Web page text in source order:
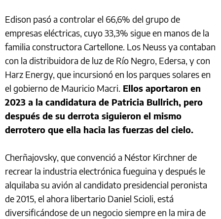
Edison pasó a controlar el 66,6% del grupo de
empresas eléctricas, cuyo 33,3% sigue en manos de la
familia constructora Cartellone. Los Neuss ya contaban
con la distribuidora de luz de Río Negro, Edersa, y con
Harz Energy, que incursionó en los parques solares en
el gobierno de Mauricio Macri. Ellos aportaron en
2023 a la candidatura de Patricia Bullrich, pero
después de su derrota siguieron el mismo
derrotero que ella hacia las fuerzas del cielo.
Cherñajovsky, que convenció a Néstor Kirchner de
recrear la industria electrónica fueguina y después le
alquilaba su avión al candidato presidencial peronista
de 2015, el ahora libertario Daniel Scioli, está
diversificándose de un negocio siempre en la mira de